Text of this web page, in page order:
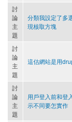
討
論
主
題
分類我設定了多
現核取方塊
討
論
主
題
這估網站是用
討
論
主
題
用戶登入前和登
示不同要怎實作